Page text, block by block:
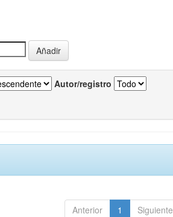
Autor/registro
Anterior 1 Siguiente